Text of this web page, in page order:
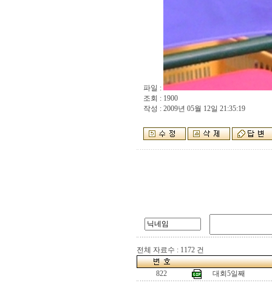
파일 :
조회 : 1900
작성 : 2009년 05월 12일 21:35:19
전체 자료수 : 1172 건
822
대회5일째